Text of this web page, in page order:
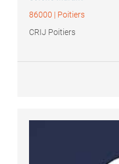
86000 | Poitiers
CRIJ Poitiers